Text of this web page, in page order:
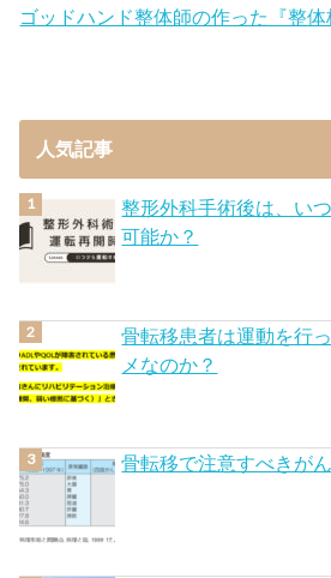
ゴッドハンド整体師の作った『整体
人気記事
整形外科手術後は、い
可能か？
骨転移患者は運動を行
メなのか？
骨転移で注意すべきが